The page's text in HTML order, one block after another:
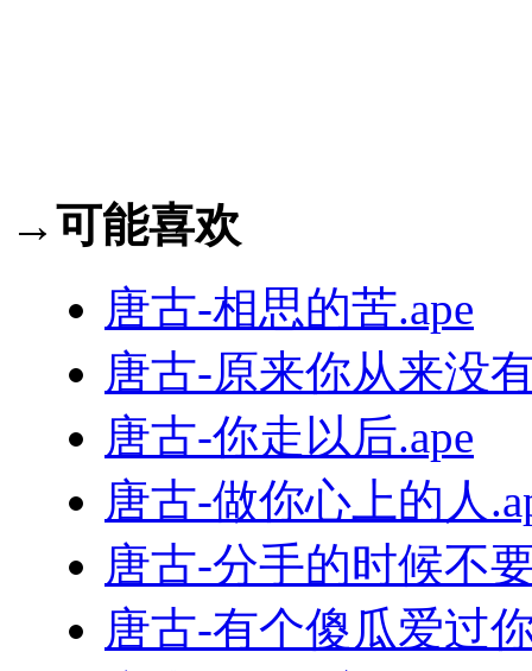
→可能喜欢
唐古-相思的苦.ape
唐古-原来你从来没
唐古-你走以后.ape
唐古-做你心上的人
唐古-分手的时候不
唐古-有个傻瓜爱过